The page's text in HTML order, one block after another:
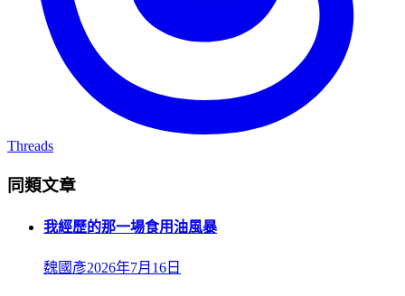
Threads
同類文章
我經歷的那一場食用油風暴
魏國彥2026年7月16日